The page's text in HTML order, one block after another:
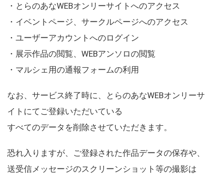
・とらのあなWEBオンリーサイトへのアクセス
・イベントページ、サークルページへのアクセス
・ユーザーアカウントへのログイン
・展示作品の閲覧、WEBアンソロの閲覧
・マルシェ用の通報フォームの利用
なお、サービス終了時に、とらのあなWEBオンリーサ
イトにてご登録いただいている
すべてのデータを削除させていただきます。
恐れ入りますが、ご登録された作品データの保存や、
送受信メッセージのスクリーンショット等の撮影は